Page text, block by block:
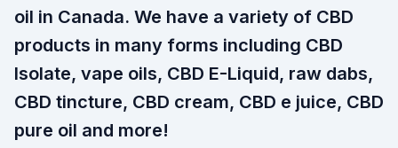
oil in Canada. We have a variety of CBD
products in many forms including CBD
Isolate, vape oils, CBD E-Liquid, raw dabs,
CBD tincture, CBD cream, CBD e juice, CBD
pure oil and more!